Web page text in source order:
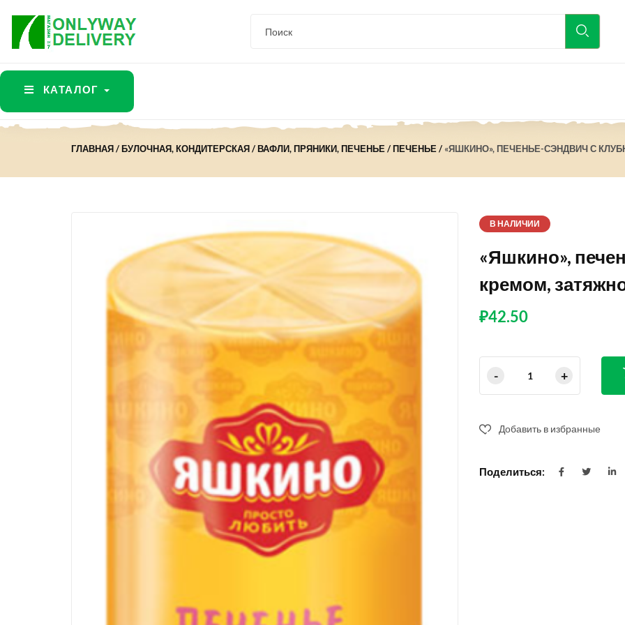
КАТАЛОГ
ГЛАВНАЯ БУЛОЧНАЯ, КОНДИТЕРСКАЯ ВАФЛИ, ПРЯНИКИ, ПЕЧЕНЬЕ ПЕЧЕНЬЕ «ЯШКИНО», ПЕЧЕНЬЕ-СЭНДВИЧ С
В НАЛИЧИИ
«Яшкино»,
кремом,
₽42.50
Добавить в избранные
Поделиться: